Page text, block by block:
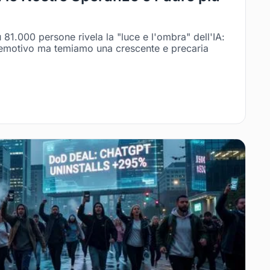
persone rivela la "luce e l'ombra" dell'IA:
ma temiamo una crescente e precaria